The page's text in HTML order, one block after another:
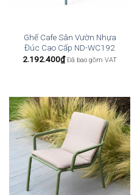
Ghế Cafe Sân Vườn Nhựa
Đúc Cao Cấp ND-WC192
2.192.400₫ Đã bao gồm VAT